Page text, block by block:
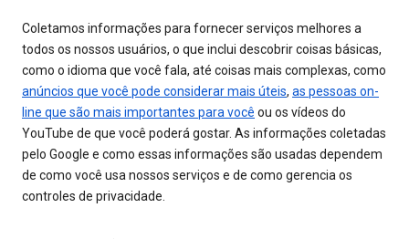
Coletamos informações para fornecer serviços melhores a
todos os nossos usuários, o que inclui descobrir coisas básicas,
como o idioma que você fala, até coisas mais complexas, como
anúncios que você pode considerar mais úteis, as pessoas on-
line que são mais importantes para você ou os vídeos do
YouTube de que você poderá gostar. As informações coletadas
pelo Google e como essas informações são usadas dependem
de como você usa nossos serviços e de como gerencia os
controles de privacidade.